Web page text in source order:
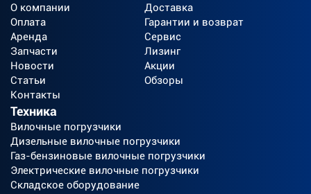
О компании
Доставка
Оплата
Гарантии и возврат
Аренда
Сервис
Запчасти
Лизинг
Новости
Акции
Статьи
Обзоры
Контакты
Техника
Вилочные погрузчики
Дизельные вилочные погрузчики
Газ-бензиновые вилочные погрузчики
Электрические вилочные погрузчики
Складское оборудование